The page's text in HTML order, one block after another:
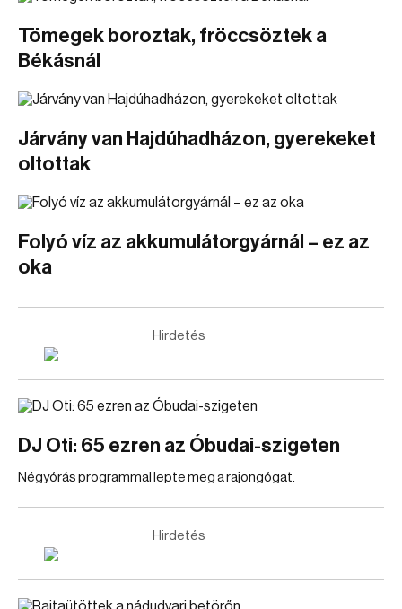
Tömegek boroztak, fröccsöztek a
Békásnál
Járvány van Hajdúhadházon, gyerekeket
oltottak
Folyó víz az akkumulátorgyárnál – ez az
oka
Hirdetés
DJ Oti: 65 ezren az Óbudai-szigeten
Négyórás programmal lepte meg a rajongógat.
Hirdetés